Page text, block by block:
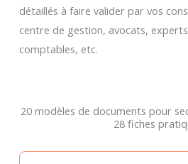
détaillés à faire valider par vos
centre de gestion, avocats,
comptables, etc.
20 modèles de documents pour
28 fiches